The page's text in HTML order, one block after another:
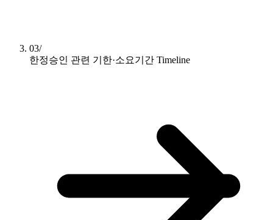
03/
한정승인 관련 기한·소요기간 Timeline